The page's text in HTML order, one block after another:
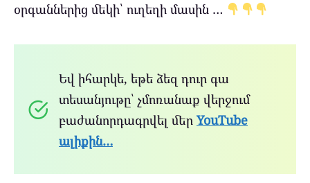
օրգաններից մեկի՝ ուղեղի մասին …
Եվ իհարկե, եթե ձեզ դուր գա
տեսանյութը՝ չմոռանաք վերջում
բաժանորդագրվել մեր YouTube
ալիքին…